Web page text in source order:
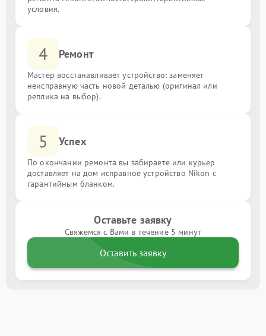
условия.
4 Ремонт
Мастер восстанавливает устройство: заменяет
неисправную часть новой деталью (оригинал или
реплика на выбор).
5 Успех
По окончании ремонта вы забираете или курьер
доставляет на дом исправное устройство Nikon с
гарантийным бланком.
Оставьте заявку
Свяжемся с Вами в течение 5 минут
Оставить заявку